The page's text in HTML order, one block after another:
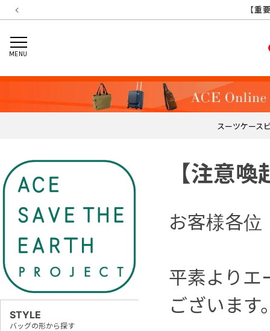
【重
【
【重
【重要
MENU
スーツケース
STYLE
バッグの形から探す
【注意
お客様各位
平素よりエ
ございます